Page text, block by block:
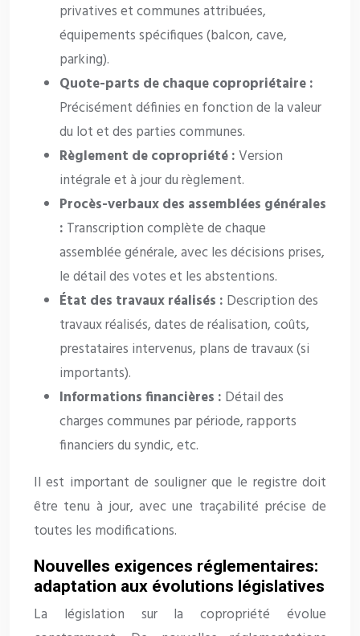
privatives et communes attribuées,
équipements spécifiques (balcon, cave,
parking).
Quote-parts de chaque copropriétaire :
Précisément définies en fonction de la valeur
du lot et des parties communes.
Règlement de copropriété :Version
intégrale et à jour du règlement.
Procès-verbaux des assemblées générales
: Transcription complète de chaque
assemblée générale, avec les décisions prises,
le détail des votes et les abstentions.
État des travaux réalisés : Description des
travaux réalisés, dates de réalisation, coûts,
prestataires intervenus, plans de travaux (si
importants).
Informations financières : Détail des
charges communes par période, rapports
financiers du syndic, etc.
Il est important de souligner que le registre doit
être tenu à jour, avec une traçabilité précise de
toutes les modifications.
Nouvelles exigences réglementaires:
adaptation aux évolutions législatives
La législation sur la copropriété évolue